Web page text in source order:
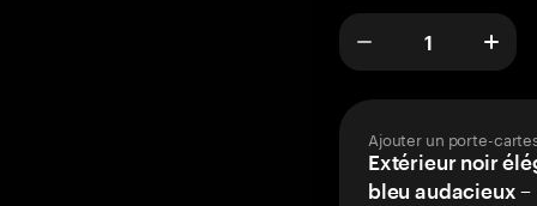
Ajouter un porte-
Extérieur noir
bleu audacieux